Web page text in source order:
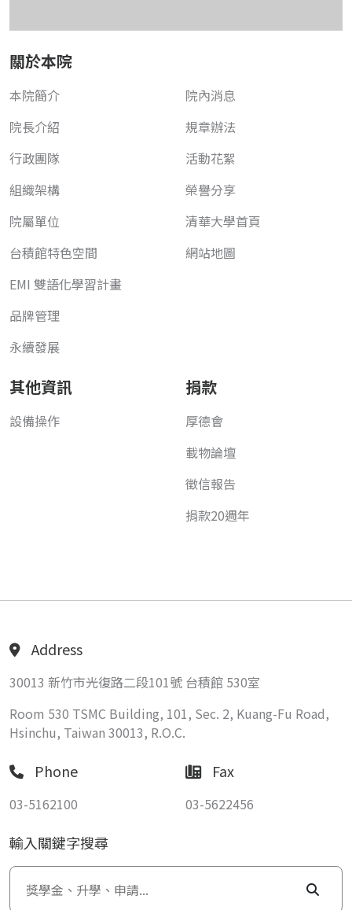
關於本院
本院簡介
院長介紹
行政團隊
組織架構
院屬單位
台積館特色空間
EMI 雙語化學習計畫
品牌管理
永續發展
院內消息
規章辦法
活動花絮
榮譽分享
清華大學首頁
網站地圖
其他資訊
設備操作
捐款
厚德會
載物論壇
徵信報告
捐款20週年
Address
30013 新竹市光復路二段101號 台積館 530室
Room 530 TSMC Building, 101, Sec. 2, Kuang-Fu Road,
Hsinchu, Taiwan 30013, R.O.C.
Phone
03-5162100
Fax
03-5622456
輸入關鍵字搜尋